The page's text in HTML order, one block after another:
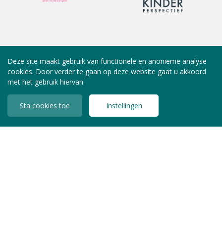
Deze site maakt gebruik van functionele en anonieme analyse
cookies. Door verder te gaan op deze website gaat u akkoord
met het gebruik hiervan.
Sta cookies toe Instellingen